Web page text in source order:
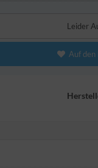
Leider
Auf